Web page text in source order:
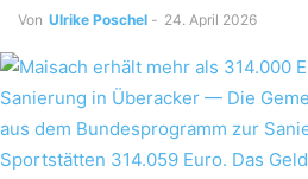
Von Ulrike Poschel - 24. April 2026